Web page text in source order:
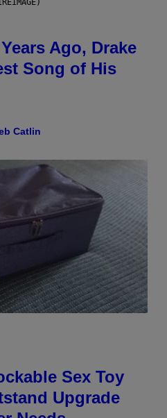
Ago, Drake
Song of His
Catlin
Sex Toy
Upgrade